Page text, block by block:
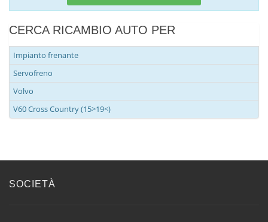
CERCA RICAMBIO AUTO PER
Impianto frenante
Servofreno
Volvo
V60 Cross Country (15>19<)
SOCIETÀ